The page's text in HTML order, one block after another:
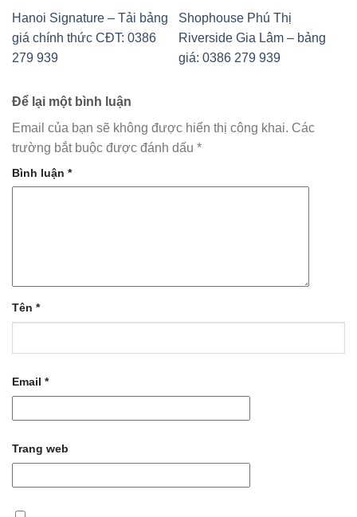
Hanoi Signature – Tải bảng
giá chính thức CĐT: 0386
279 939
Shophouse Phú Thị
Riverside Gia Lâm – bảng
giá: 0386 279 939
Để lại một bình luận
Email của bạn sẽ không được hiển thị công khai. Các
trường bắt buộc được đánh dấu *
Bình luận *
Tên *
Email *
Trang web